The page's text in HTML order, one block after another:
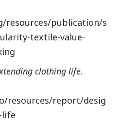
resources/publication/s
textile-value-
clothing life.
resources/report/desig
life